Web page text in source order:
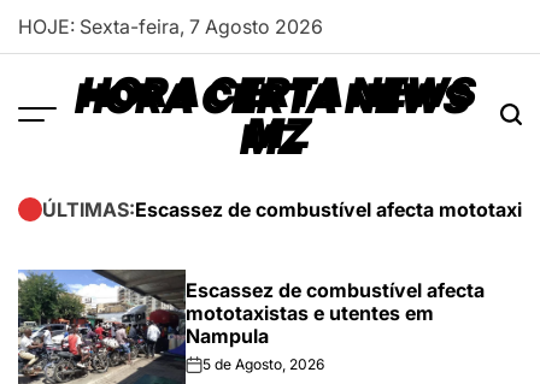
Skip
HOJE: Sexta-feira, 7 Agosto 2026
HORA CERTA NEWS
MZ
ÚLTIMAS:Escassez de combustível afecta
Escassez de combustível afecta
mototaxistas e utentes em
Nampula
on5 de Agosto, 2026